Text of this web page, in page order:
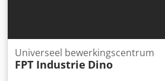
Universeel bewerkingscentrum
FPT Industrie Dino